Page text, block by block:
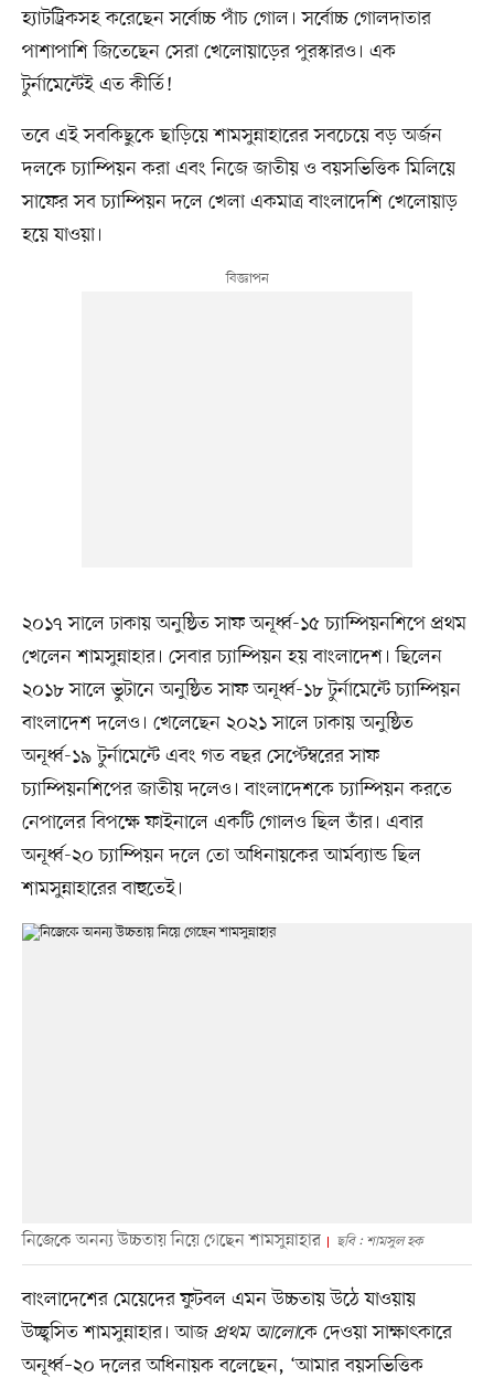
হ্যাটট্রিকসহ করেছেন সর্বোচ্চ পাঁচ গোল। সর্বোচ্চ গোলদাতার
পাশাপাশি জিতেছেন সেরা খেলোয়াড়ের পুরস্কারও। এক
টুর্নামেন্টেই এত কীর্তি!
তবে এই সবকিছুকে ছাড়িয়ে শামসুন্নাহারের সবচেয়ে বড় অর্জন
দলকে চ্যাম্পিয়ন করা এবং নিজে জাতীয় ও বয়সভিত্তিক মিলিয়ে
সাফের সব চ্যাম্পিয়ন দলে খেলা একমাত্র বাংলাদেশি খেলোয়াড়
হয়ে যাওয়া।
২০১৭ সালে ঢাকায় অনুষ্ঠিত সাফ অনূর্ধ্ব-১৫ চ্যাম্পিয়নশিপে প্রথম
খেলেন শামসুন্নাহার। সেবার চ্যাম্পিয়ন হয় বাংলাদেশ। ছিলেন
২০১৮ সালে ভুটানে অনুষ্ঠিত সাফ অনূর্ধ্ব-১৮ টুর্নামেন্টে চ্যাম্পিয়ন
বাংলাদেশ দলেও। খেলেছেন ২০২১ সালে ঢাকায় অনুষ্ঠিত
অনূর্ধ্ব-১৯ টুর্নামেন্টে এবং গত বছর সেপ্টেম্বরের সাফ
চ্যাম্পিয়নশিপের জাতীয় দলেও। বাংলাদেশকে চ্যাম্পিয়ন করতে
নেপালের বিপক্ষে ফাইনালে একটি গোলও ছিল তাঁর। এবার
অনূর্ধ্ব-২০ চ্যাম্পিয়ন দলে তো অধিনায়কের আর্মব্যান্ড ছিল
শামসুন্নাহারের বাহুতেই।
নিজেকে অনন্য উচ্চতায় নিয়ে গেছেন শামসুন্নাহার ছবি : শামসুল হক
বাংলাদেশের মেয়েদের ফুটবল এমন উচ্চতায় উঠে যাওয়ায়
উচ্ছ্বসিত শামসুন্নাহার। আজ প্রথম আলোকে দেওয়া সাক্ষাৎকারে
অনূর্ধ্ব–২০ দলের অধিনায়ক বলেছেন, ‘আমার বয়সভিত্তিক